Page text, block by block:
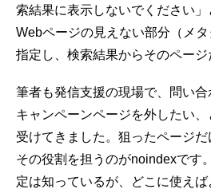
索結果に表示しないでください」
Webページの見えない部分（メ
指定し、検索結果からそのページ
筆者も発信支援の現場で、問い
キャンペーンページを外したい
受けてきました。狙ったページだ
その役割を担うのがnoindexです
定は知っているが、どこに使え